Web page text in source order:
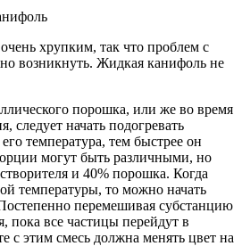
хрупким, так что проблем с
возникнуть. Жидкая канифоль не
порошка, или же во время
следует начать подогревать
температура, тем быстрее он
могут быть различными, но
и 40% порошка. Когда
температуры, то можно начать
перемешивая субстанцию
пока все частицы перейдут в
с этим смесь должна менять цвет на